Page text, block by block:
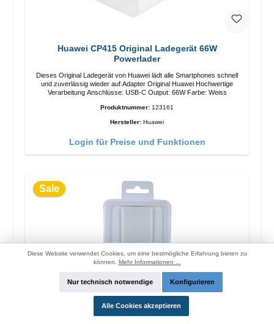
Huawei CP415 Original Ladegerät 66W
Powerlader
Dieses Original Ladegerät von Huawei lädt alle Smartphones schnell
und zuverlässig wieder auf.Adapter Original Huawei Hochwertige
Verarbeitung Anschlüsse: USB-C Output: 66W Farbe: Weiss
Produktnummer: 123161
Hersteller: Huawei
Login für Preise und Funktionen
Sale
OPPO OP52JAEH Original Ladegerät 10W
Diese Website verwendet Cookies, um eine bestmögliche Erfahrung bieten zu
können. Mehr Informationen ...
Nur technisch notwendige Konfigurieren
Alle Cookies akzeptieren